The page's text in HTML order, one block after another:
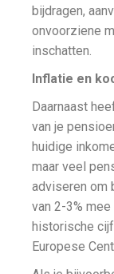
bijdragen,
onvoorziene
inschatten.
Inflatie en
Daarnaast
van je
huidige
maar veel
adviseren om
van 2-3%
historische
Europese